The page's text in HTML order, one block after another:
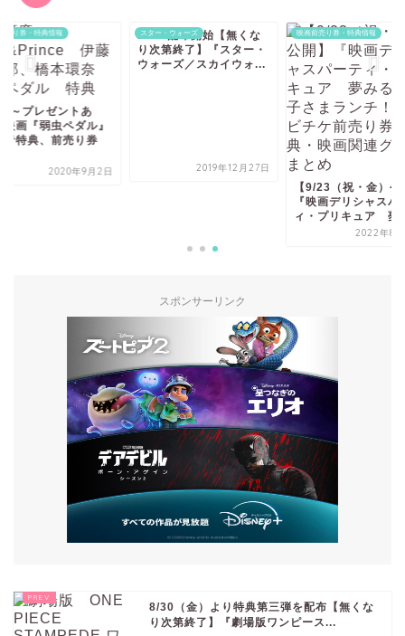
売り券・特典情報
4～プレゼントあ
映画『弱虫ペダル』
者特典、前売り券
2020年9月2日
スター・ウォーズ
1/1～配布開始【無くな
り次第終了】『スター・
ウォーズ／スカイウォ...
2019年12月27日
映画前売り券・特典情報
【9/23（祝・金）公
『映画デリシャスパ
ィ・プリキュア 夢
2022年8
スポンサーリンク
8/30（金）より特典第三弾を配布【無くな
り次第終了】『劇場版ワンピース...